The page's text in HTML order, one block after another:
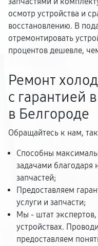
осмотр устройства и
восстановлению. В
отремонтировать
процентов дешевле,
Ремонт
с гарантией
в Белгороде
Обращайтесь к нам,
Способны
задачами благодаря
запчастей;
Предоставляем
услуги и запчасти;
Мы - штат
устройствах.
предоставляем